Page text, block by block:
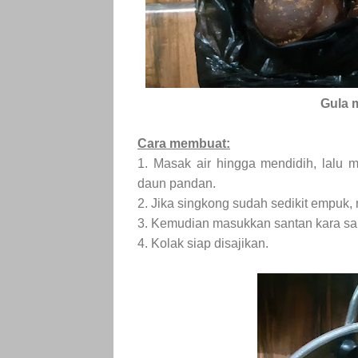
Gula
Cara membuat:
1. Masak air hingga mendidih, lalu
daun pandan.
2. Jika singkong sudah sedikit
3. Kemudian masukkan santan kara
4. Kolak siap disajikan.